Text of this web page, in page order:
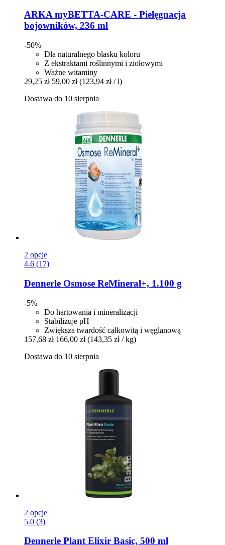
ARKAmyBETTA-​CARE -​ Pielęgnacja
bojowników, 236 ml
-50%
Dla naturalnego blasku koloru
Z ekstraktami roślinnymi i ziołowymi
Ważne witaminy
29,25 zł 59,00 zł (123,94 zł / l)
Dostawa do 10 sierpnia
2 opcje
4.6 (17)
Dennerle Osmose ReMineral+, 1.100 g
-5%
Do hartowania i mineralizacji
Stabilizuje pH
Zwiększa twardość całkowitą i węglanową
157,68 zł 166,00 zł (143,35 zł / kg)
Dostawa do 10 sierpnia
2 opcje
5.0 (3)
Dennerle Plant Elixir Basic, 500 ml